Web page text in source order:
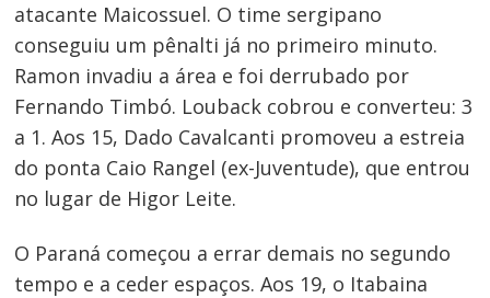
atacante Maicossuel. O time sergipano
conseguiu um pênalti já no primeiro minuto.
Ramon invadiu a área e foi derrubado por
Fernando Timbó. Louback cobrou e converteu: 3
a 1. Aos 15, Dado Cavalcanti promoveu a estreia
do ponta Caio Rangel (ex-Juventude), que entrou
no lugar de Higor Leite.
O Paraná começou a errar demais no segundo
tempo e a ceder espaços. Aos 19, o Itabaina